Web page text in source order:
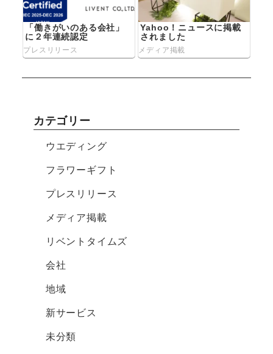
「働きがいのある会社」
に２年連続認定
プレスリリース
Yahoo！ニュースに掲載
されました
メディア掲載
カテゴリー
ウエディング
フラワーギフト
プレスリリース
メディア掲載
リベントタイムズ
会社
地域
新サービス
未分類